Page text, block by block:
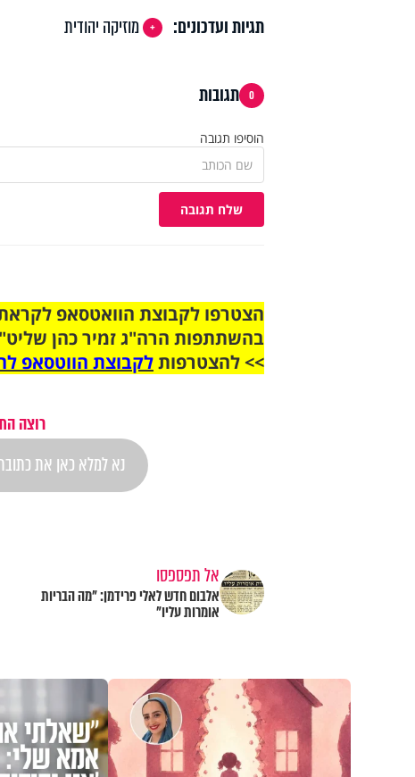
תגיות ועדכונים: מוזיקה יהודית
0 תגובות
הוסיפו תגובה
שלח תגובה
בהשתתפות הרה"ג זמיר כהן
>> להצטרפותלקבוצת הווטסאפ
רוצה
אל תפספסו
אלבום חדש לאלי פרידמן: "מה הבריות
אומרות עליו"